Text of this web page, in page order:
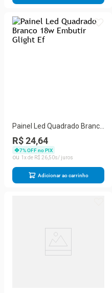
Painel Led Quadrado Branco
18w Embutir Glight Ef
R$ 24,64
7% OFF no PIX
1
R$ 2650
Adicionar ao carrinho